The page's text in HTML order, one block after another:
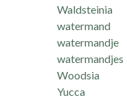
Waldsteinia
watermand
watermandje
watermandjes
Woodsia
Yucca